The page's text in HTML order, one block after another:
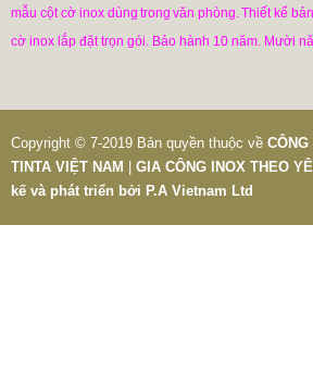
CỘT INOX 304 NÂNG
685.700 VNĐ
mẫu cột cờ inox dùng trong văn phòng. Thiết kế
cờ inox lắp đặt trọn gói. Bảo hành 10 năm. Mười
Copyright © 7-2019 Bản quyền thuộc về CÔNG
TINTA VIỆT NAM | GIA CÔNG INOX THEO
kế và phát triển bởi P.A Vietnam Ltd